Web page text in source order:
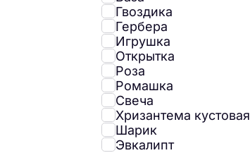
Татьянин день
Торжество
Юбилей
Гвоздика
Гербера
Игрушка
Открытка
Роза
Ромашка
Свеча
Хризантема кустовая
Шарик
Эвкалипт